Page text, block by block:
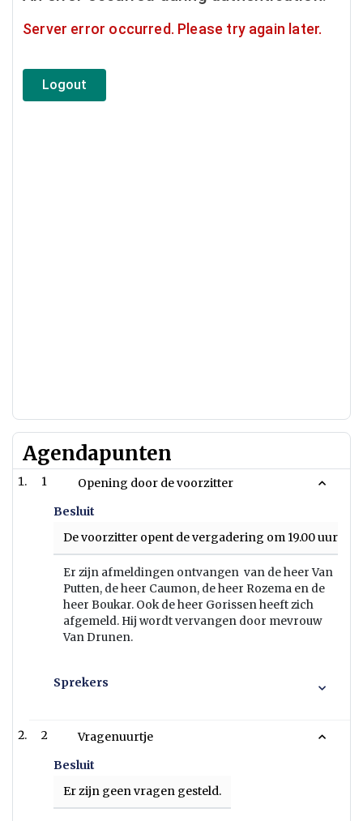
Agendapunten
1
Opening door de voorzitter
Besluit
De voorzitter opent de vergadering om 19.00 uur.
Er zijn afmeldingen ontvangen van de heer Van
Putten, de heer Caumon, de heer Rozema en de
heer Boukar. Ook de heer Gorissen heeft zich
afgemeld. Hij wordt vervangen door mevrouw
Van Drunen.
Sprekers
2
Vragenuurtje
Besluit
Er zijn geen vragen gesteld.